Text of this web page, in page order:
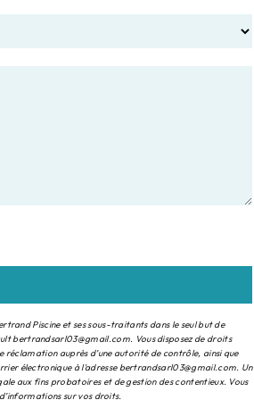
Piscine et ses sous-traitants dans le seul but de
bertrandsarl03@gmail.com. Vous disposez de droits
auprès d’une autorité de contrôle, ainsi que
électronique à l'adresse bertrandsarl03@gmail.com. Un
aux fins probatoires et de gestion des contentieux. Vous
sur vos droits.